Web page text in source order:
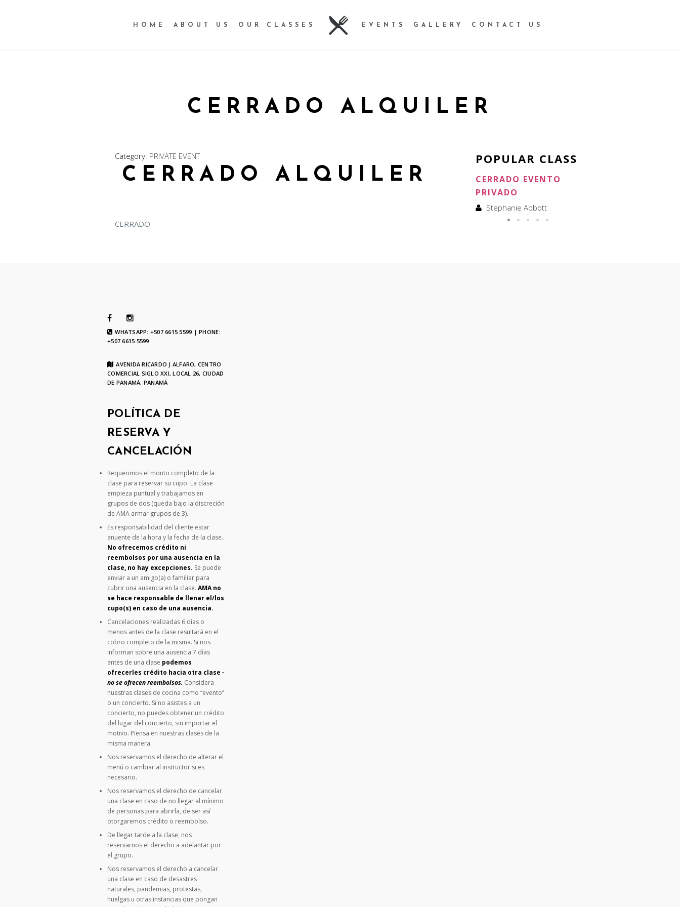
HOME ABOUT US OUR CLASSES EVENTS GALLERY CONTACT US
CERRADO ALQUILER
Category: PRIVATE EVENT
CERRADO ALQUILER
CERRADO
POPULAR CLASS
CERRADO EVENTO
PRIVADO
Stephanie Abbott
WHATSAPP: +507 6615 5599 | PHONE:
+507 6615 5599
AVENIDA RICARDO J ALFARO, CENTRO
COMERCIAL SIGLO XXI, LOCAL 26, CIUDAD
DE PANAMÁ, PANAMÁ
POLÍTICA DE
RESERVA Y
CANCELACIÓN
Requerimos el monto completo de la
clase para reservar su cupo. La clase
empieza puntual y trabajamos en
grupos de dos (queda bajo la discreción
de AMA armar grupos de 3).
Es responsabilidad del cliente estar
anuente de la hora y la fecha de la clase.
No ofrecemos crédito ni
reembolsos por una ausencia en la
clase, no hay excepciones. Se puede
enviar a un amigo(a) o familiar para
cubrir una ausencia en la clase. AMA no
se hace responsable de llenar el/los
cupo(s) en caso de una ausencia.
Cancelaciones realizadas 6 días o
menos antes de la clase resultará en el
cobro completo de la misma. Si nos
informan sobre una ausencia 7 días
antes de una clase podemos
ofrecerles crédito hacia otra clase -
no se ofrecen reembolsos. Considera
nuestras clases de cocina como “evento”
o un concierto. Si no asistes a un
concierto, no puedes obtener un crédito
del lugar del concierto, sin importar el
motivo. Piensa en nuestras clases de la
misma manera.
Nos reservamos el derecho de alterar el
menú o cambiar al instructor si es
necesario.
Nos reservamos el derecho de cancelar
una clase en caso de no llegar al mínimo
de personas para abrirla, de ser así
otorgaremos crédito o reembolso.
De llegar tarde a la clase, nos
reservarnos el derecho a adelantar por
el grupo.
Nos reservamos el derecho a cancelar
una clase en caso de desastres
naturales, pandemias, protestas,
huelgas u otras instancias que pongan